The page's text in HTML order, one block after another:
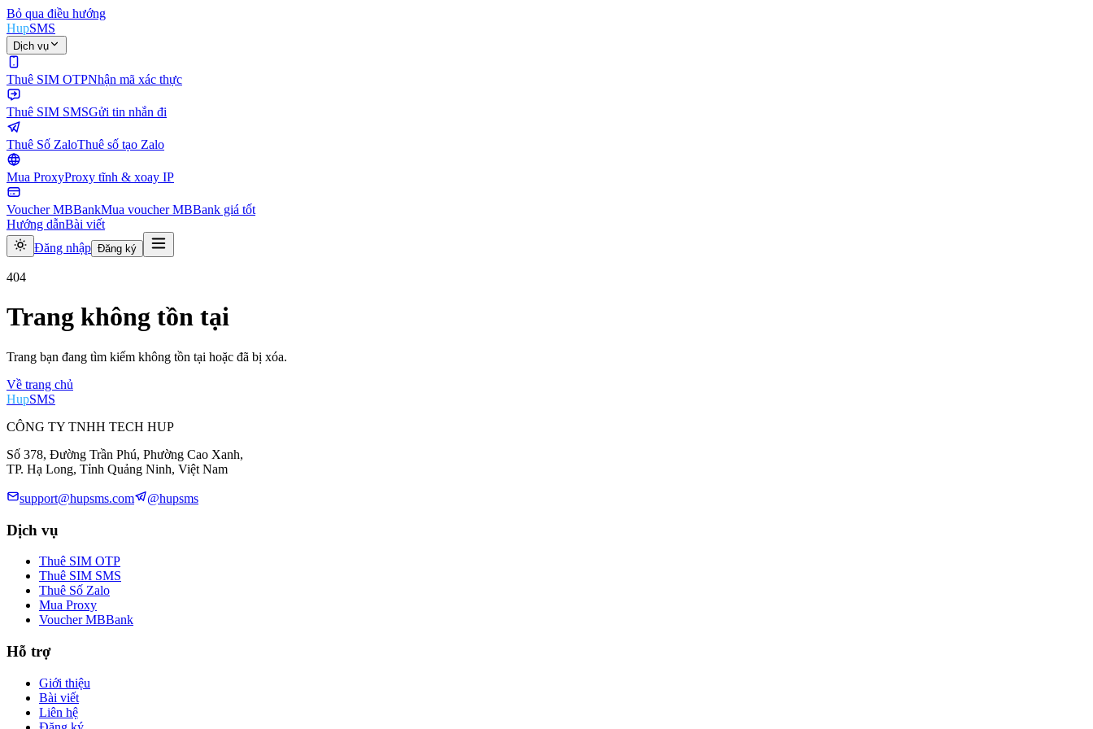
Bỏ qua điều hướng
HupSMS
Dịch vụ
Thuê SIM OTPNhận mã xác thực
Thuê SIM SMSGửi tin nhắn đi
Thuê Số ZaloThuê số tạo Zalo
Mua ProxyProxy tĩnh & xoay IP
Voucher MBBankMua voucher MBBank giá tốt
Hướng dẫnBài viết
Đăng nhập Đăng ký
404
Trang không tồn tại
Trang bạn đang tìm kiếm không tồn tại hoặc đã bị xóa.
Về trang chủ
HupSMS
CÔNG TY TNHH TECH HUP
Số 378, Đường Trần Phú, Phường Cao Xanh,
TP. Hạ Long, Tỉnh Quảng Ninh, Việt Nam
support@hupsms.com @hupsms
Dịch vụ
Thuê SIM OTP
Thuê SIM SMS
Thuê Số Zalo
Mua Proxy
Voucher MBBank
Hỗ trợ
Giới thiệu
Bài viết
Liên hệ